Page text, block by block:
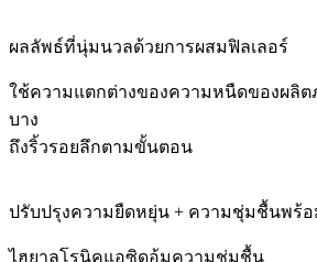
ผลลัพธ์ที่นุ่มนวลด้วยการผสมฟิลเลอร์
ใช้ความแตกต่างของความหนืดของผลิ
บาง
ถึงริ้วรอยลึกตามขั้นตอน
ปรับปรุงความยืดหยุ่น + ความชุ่มชื้นพร้
ไฮยาลูโรนิคแอซิดอุ้มความชุ่มชื้น